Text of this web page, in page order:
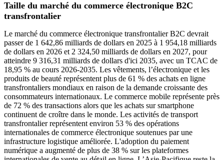
Taille du marché du commerce électronique B2C
transfrontalier
Le marché du commerce électronique transfrontalier B2C devrait
passer de 1 642,86 milliards de dollars en 2025 à 1 954,18 milliards
de dollars en 2026 et 2 324,50 milliards de dollars en 2027, pour
atteindre 9 316,31 milliards de dollars d'ici 2035, avec un TCAC de
18,95 % au cours 2026-2035. Les vêtements, l’électronique et les
produits de beauté représentent plus de 61 % des achats en ligne
transfrontaliers mondiaux en raison de la demande croissante des
consommateurs internationaux. Le commerce mobile représente près
de 72 % des transactions alors que les achats sur smartphone
continuent de croître dans le monde. Les activités de transport
transfrontalier représentent environ 53 % des opérations
internationales de commerce électronique soutenues par une
infrastructure logistique améliorée. L'adoption du paiement
numérique a augmenté de plus de 38 % sur les plateformes